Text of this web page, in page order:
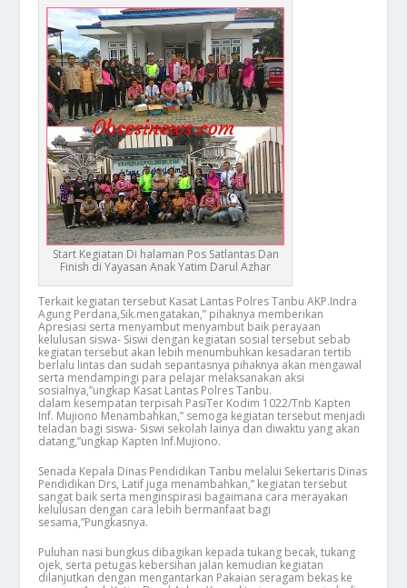
Start Kegiatan Di halaman Pos Satlantas Dan
Finish di Yayasan Anak Yatim Darul Azhar
Terkait kegiatan tersebut Kasat Lantas Polres Tanbu AKP.Indra
Agung Perdana,Sik.mengatakan,” pihaknya memberikan
Apresiasi serta menyambut menyambut baik perayaan
kelulusan siswa- Siswi dengan kegiatan sosial tersebut sebab
kegiatan tersebut akan lebih menumbuhkan kesadaran tertib
berlalu lintas dan sudah sepantasnya pihaknya akan mengawal
serta mendampingi para pelajar melaksanakan aksi
sosialnya,”ungkap Kasat Lantas Polres Tanbu.
dalam kesempatan terpisah PasiTer Kodim 1022/Tnb Kapten
Inf. Mujiono Menambahkan,” semoga kegiatan tersebut menjadi
teladan bagi siswa- Siswi sekolah lainya dan diwaktu yang akan
datang,”ungkap Kapten Inf.Mujiono.
Senada Kepala Dinas Pendidikan Tanbu melalui Sekertaris Dinas
Pendidikan Drs, Latif juga menambahkan,” kegiatan tersebut
sangat baik serta menginspirasi bagaimana cara merayakan
kelulusan dengan cara lebih bermanfaat bagi
sesama,”Pungkasnya.
Puluhan nasi bungkus dibagikan kepada tukang becak, tukang
ojek, serta petugas kebersihan jalan kemudian kegiatan
dilanjutkan dengan mengantarkan Pakaian seragam bekas ke